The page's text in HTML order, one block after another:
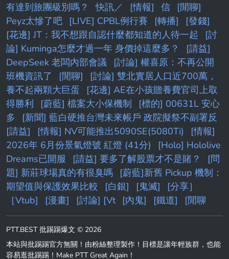
有達到旅團級別嗎？
快訊／ [情報] 信
[閒聊]
Peyz太慘了吧
[LIVE] CPBL例行賽 [轉播]
[發錢]
[花邊] JT：我不想跟自認什麼都知道的人待一起
[討
論] Kuminga怎麼才過一年 身價掉這麼多？
[請益]
DeepSeek 老闆內部會議
[討論] 權喜原：不再公開
班機資訊了
[閒聊]
[討論] 雙北實居人口近700萬，
養不起兩顆大巨蛋
[花邊] AE在小孩贍養費官司上取
得勝利
[蔚藍] 檔案大小保機制
[標的] 00631L 安心
多
[新聞] 藍白硬推台灣未來帳戶 政院擬祭不副署反
[請益]
[情報] NV可能推出5090SE(5080Ti)
[情報]
2026年 6月份景氣燈號 紅燈 (41分)
[Holo] Hololive
Dreams已開服
[請益] 要多了解股票才不是賭？
[問
題] 新莊球場真的有很臭嗎
[蔚藍]新舊 Pickup 機制：
期望值與保護效果比較
[白銀] [鬼滅]
[分享］
［Vtub]
[漫畫] [討論] [Vt [內鬼] [鐵道] [閒聊
PTT.BEST 批踢踢爆文 © 2026
本站與批踢踢官方無關！由粉絲整理製作！目標是讓年輕族群，也能
容易逛批踢踢！Make PTT Great Again！